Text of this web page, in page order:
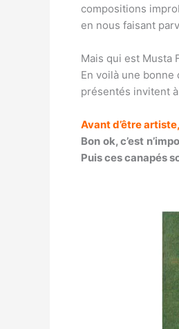
compositions
en nous faisant
Mais qui est Musta
En voilà une
présentés invitent
Avant d’être
Bon ok, c’est
Puis ces canapés